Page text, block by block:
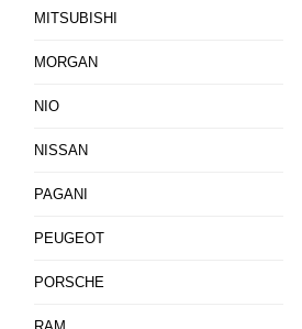
MITSUBISHI
MORGAN
NIO
NISSAN
PAGANI
PEUGEOT
PORSCHE